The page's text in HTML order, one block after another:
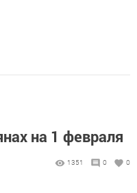
на 1 февраля
1351 0 0